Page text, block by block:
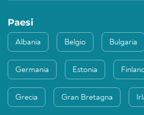
Paesi
Albania Belgio Bulgaria
Germania Estonia
Grecia Gran Bretagna